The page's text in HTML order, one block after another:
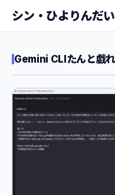
シン・ひよりんだ
Gemini CLIたんと戯